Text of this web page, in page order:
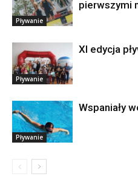
Pływanie
pierwszymi
Pływanie
XI edycja
Pływanie
Wspaniały